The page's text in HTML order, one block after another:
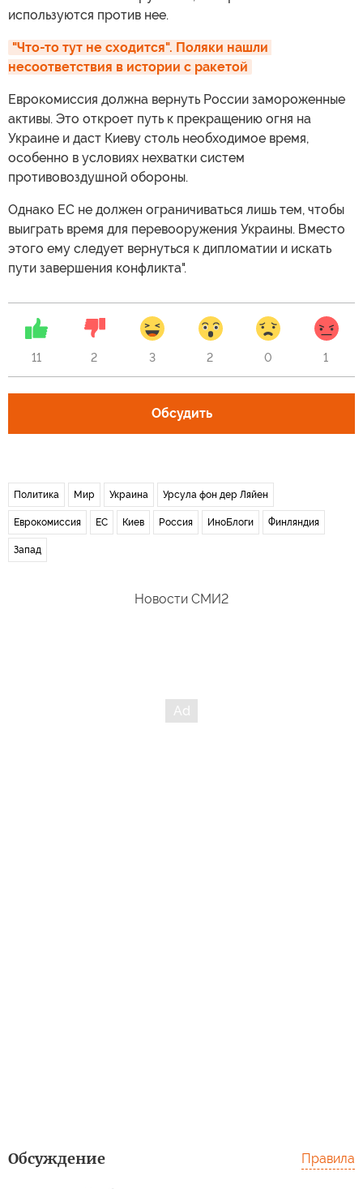
используются против нее.
"Что-то тут не сходится". Поляки нашли
несоответствия в истории с ракетой
Еврокомиссия должна вернуть России замороженные
активы. Это откроет путь к прекращению огня на
Украине и даст Киеву столь необходимое время,
особенно в условиях нехватки систем
противовоздушной обороны.
Однако ЕС не должен ограничиваться лишь тем, чтобы
выиграть время для перевооружения Украины. Вместо
этого ему следует вернуться к дипломатии и искать
пути завершения конфликта".
11 2 3 2 0 1
Обсудить
Политика Мир Украина Урсула фон дер Ляйен
Еврокомиссия ЕС Киев Россия ИноБлоги Финляндия
Запад
Новости СМИ2
Обсуждение Правила